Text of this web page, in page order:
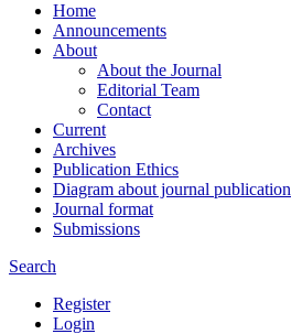
Home
Announcements
About
About the Journal
Editorial Team
Contact
Current
Archives
Publication Ethics
Diagram about journal publication
Journal format
Submissions
Search
Register
Login